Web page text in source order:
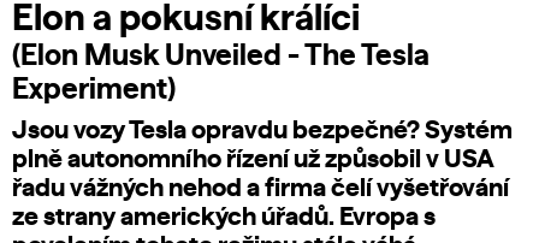
Elon a pokusní králíci
(Elon Musk Unveiled - The Tesla
Experiment)
Jsou vozy Tesla opravdu bezpečné? Systém
plně autonomního řízení už způsobil v USA
řadu vážných nehod a firma čelí vyšetřování
ze strany amerických úřadů. Evropa s